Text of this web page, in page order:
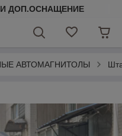
И ДОП.ОСНАЩЕНИЕ
АВТОМАГНИТОЛЫ